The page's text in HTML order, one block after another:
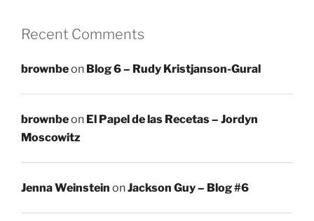
Recent Comments
brownbeon Blog 6 – Rudy Kristjanson-Gural
brownbeon El Papel de las Recetas – Jordyn
Moscowitz
Jenna Weinstein onJackson Guy – Blog #6